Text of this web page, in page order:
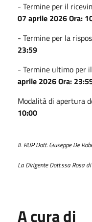
- Termine per il
07 aprile 2026 Ora:
- Termine per la
23:59
- Termine ultimo per
aprile 2026 Ora:
Modalità di apertura
10:00
IL RUP Dott. Giuseppe De
La Dirigente Dott.ssa Rosa
A cura di